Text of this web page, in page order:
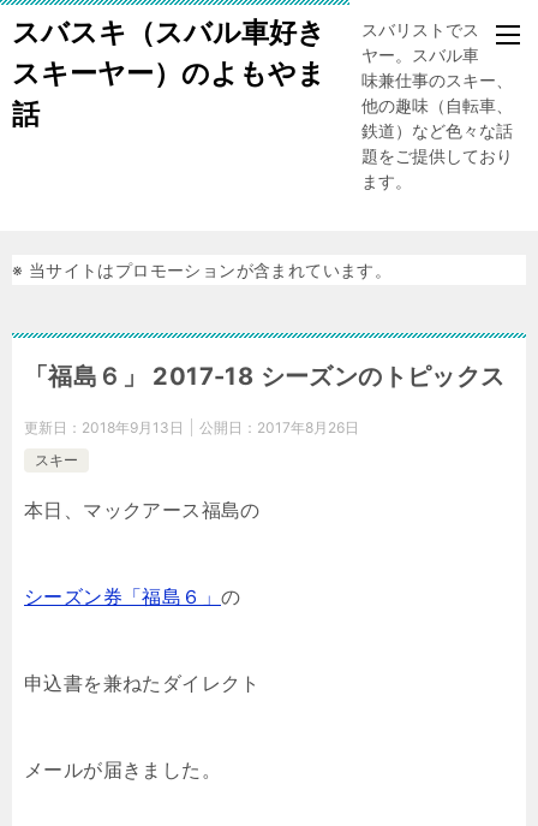
スバスキ（スバル車好き
スキーヤー）のよもやま
話
スバリストでスキー
ヤー。スバル車、趣
味兼仕事のスキー、
他の趣味（自転車、
鉄道）など色々な話
題をご提供しており
ます。
※ 当サイトはプロモーションが含まれています。
「福島６」 2017-18 シーズンのトピックス
更新日： 2018年9月13日 公開日： 2017年8月26日
スキー
本日、マックアース福島の
シーズン券「福島６」 の
申込書を兼ねたダイレクト
メールが届きました。